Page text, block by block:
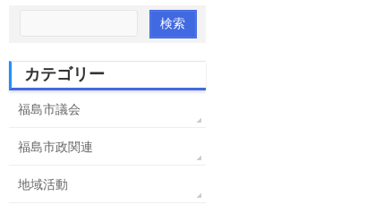
カテゴリー
福島市議会
福島市政関連
地域活動